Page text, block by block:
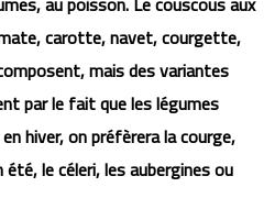
carotte, navet, courgette,
mais des variantes
par le fait que les légumes
hiver, on préfèrera la courge,
le céleri, les aubergines ou